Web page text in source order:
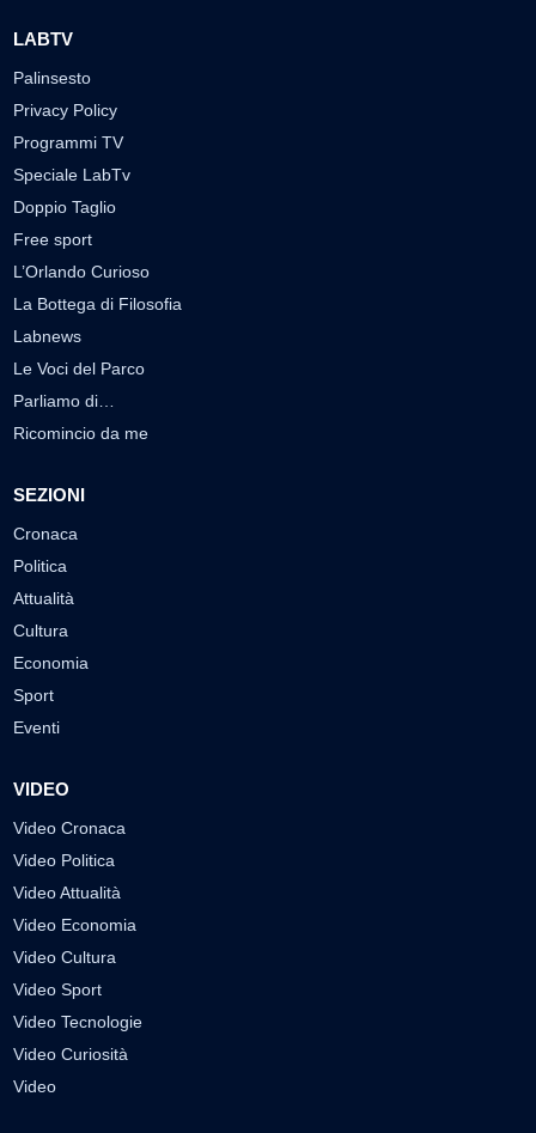
LABTV
Palinsesto
Privacy Policy
Programmi TV
Speciale LabTv
Doppio Taglio
Free sport
L’Orlando Curioso
La Bottega di Filosofia
Labnews
Le Voci del Parco
Parliamo di…
Ricomincio da me
SEZIONI
Cronaca
Politica
Attualità
Cultura
Economia
Sport
Eventi
VIDEO
Video Cronaca
Video Politica
Video Attualità
Video Economia
Video Cultura
Video Sport
Video Tecnologie
Video Curiosità
Video